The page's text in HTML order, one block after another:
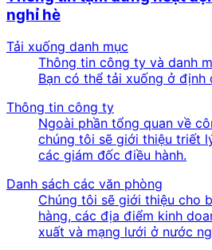
nghỉ hè
Tải xuống danh mục
Thông tin công ty và danh
Bạn có thể tải xuống ở định
Thông tin công ty
Ngoài phần tổng quan về
chúng tôi sẽ giới thiệu triết
các giám đốc điều hành.
Danh sách các văn phòng
Chúng tôi sẽ giới thiệu cho
hàng, các địa điểm kinh
xuất và mạng lưới ở nước